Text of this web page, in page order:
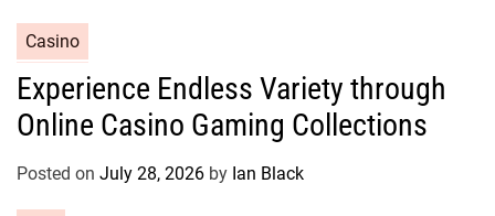
s
a
e
o
Casino
Experience Endless Variety through
Online Casino Gaming Collections
Posted on July 28, 2026 by Ian Black